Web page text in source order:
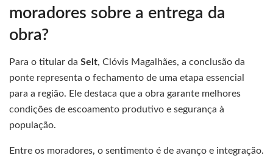
moradores sobre a entrega da
obra?
Para o titular da Selt, Clóvis Magalhães, a conclusão da
ponte representa o fechamento de uma etapa essencial
para a região. Ele destaca que a obra garante melhores
condições de escoamento produtivo e segurança à
população.
Entre os moradores, o sentimento é de avanço e integração.